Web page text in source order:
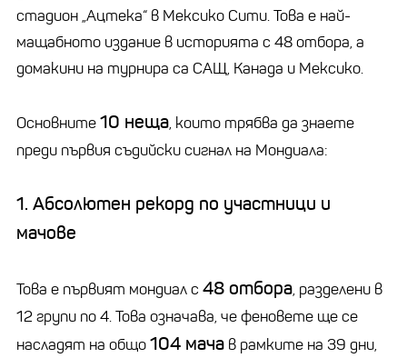
стадион „Ацтека“ в Мексико Сити. Това е най-
мащабното издание в историята с 48 отбора, а
домакини на турнира са САЩ, Канада и Мексико.
Основните10 неща, които трябва да знаете
преди първия съдийски сигнал на Мондиала:
1. Абсолютен рекорд по участници и
мачове
Това е първият мондиал с 48 отбора, разделени в
12 групи по 4. Това означава, че феновете ще се
насладят на общо104 мача в рамките на 39 дни,